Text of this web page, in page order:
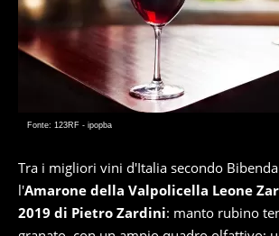
Fonte: 123RF - ipopba
Tra i migliori vini d'Italia secondo
l'Amarone della Valpolicella Leone
2019 di Pietro Zardini: manto rubino